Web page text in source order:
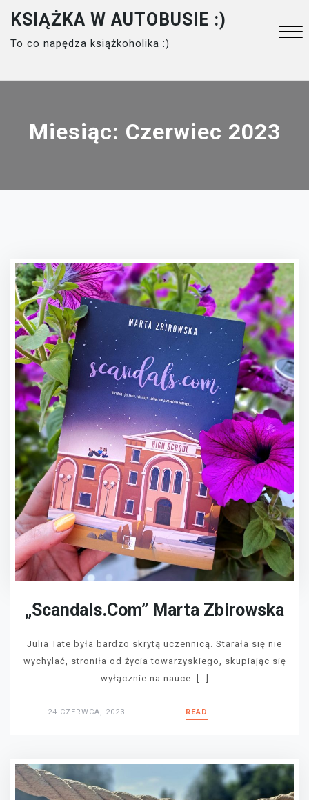
content
KSIĄŻKA W AUTOBUSIE :)
To co napędza książkoholika :)
Miesiąc: Czerwiec 2023
„Scandals.com” Marta Zbirowska
Julia Tate była bardzo skrytą uczennicą. Starała się nie
wychylać, stroniła od życia towarzyskiego, skupiając się
wyłącznie na nauce. […]
24 CZERWCA, 2023 READ